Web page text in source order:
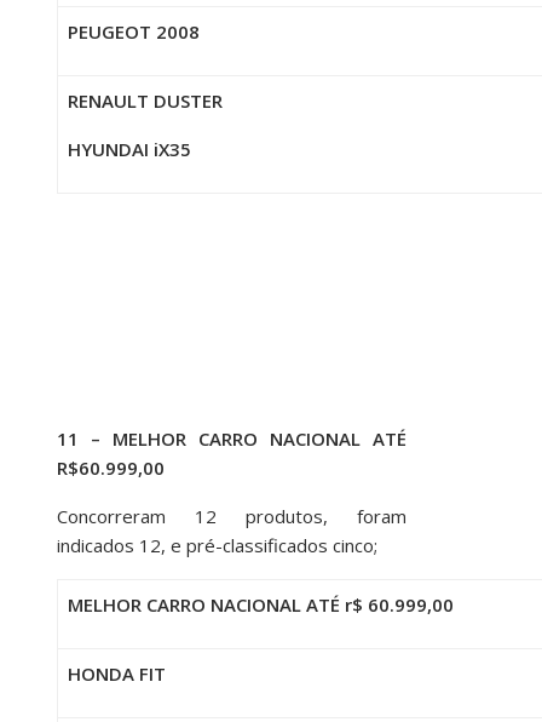
PEUGEOT 2008
RENAULT DUSTER
HYUNDAI iX35
11 – MELHOR CARRO NACIONAL ATÉ
R$60.999,00
Concorreram 12 produtos, foram
indicados 12, e pré-classificados cinco;
MELHOR CARRO NACIONAL ATÉ r$ 60.999,00
HONDA FIT